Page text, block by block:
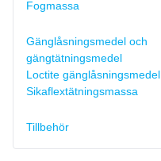
Fogmassa
Gänglåsningsmedel och
gängtätningsmedel
Loctite gänglåsningsmedel
Sikaflextätningsmassa
Tillbehör